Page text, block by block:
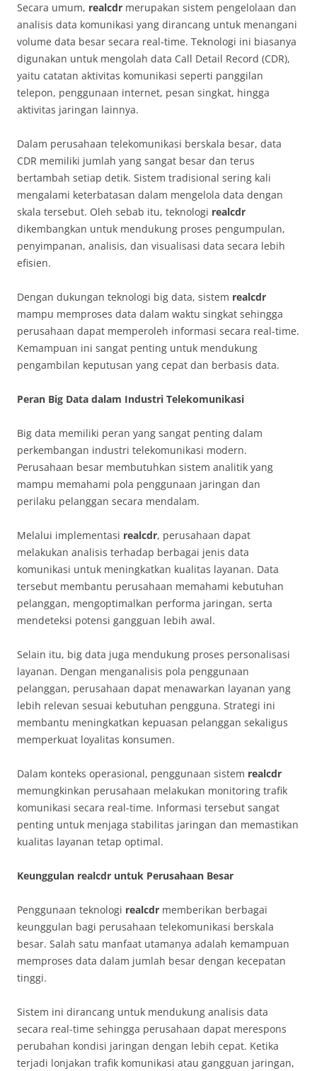
Secara umum, realcdr merupakan sistem pengelolaan dan
analisis data komunikasi yang dirancang untuk menangani
volume data besar secara real-time. Teknologi ini biasanya
digunakan untuk mengolah data Call Detail Record (CDR),
yaitu catatan aktivitas komunikasi seperti panggilan
telepon, penggunaan internet, pesan singkat, hingga
aktivitas jaringan lainnya.
Dalam perusahaan telekomunikasi berskala besar, data
CDR memiliki jumlah yang sangat besar dan terus
bertambah setiap detik. Sistem tradisional sering kali
mengalami keterbatasan dalam mengelola data dengan
skala tersebut. Oleh sebab itu, teknologi realcdr
dikembangkan untuk mendukung proses pengumpulan,
penyimpanan, analisis, dan visualisasi data secara lebih
efisien.
Dengan dukungan teknologi big data, sistem realcdr
mampu memproses data dalam waktu singkat sehingga
perusahaan dapat memperoleh informasi secara real-time.
Kemampuan ini sangat penting untuk mendukung
pengambilan keputusan yang cepat dan berbasis data.
Peran Big Data dalam Industri Telekomunikasi
Big data memiliki peran yang sangat penting dalam
perkembangan industri telekomunikasi modern.
Perusahaan besar membutuhkan sistem analitik yang
mampu memahami pola penggunaan jaringan dan
perilaku pelanggan secara mendalam.
Melalui implementasi realcdr, perusahaan dapat
melakukan analisis terhadap berbagai jenis data
komunikasi untuk meningkatkan kualitas layanan. Data
tersebut membantu perusahaan memahami kebutuhan
pelanggan, mengoptimalkan performa jaringan, serta
mendeteksi potensi gangguan lebih awal.
Selain itu, big data juga mendukung proses personalisasi
layanan. Dengan menganalisis pola penggunaan
pelanggan, perusahaan dapat menawarkan layanan yang
lebih relevan sesuai kebutuhan pengguna. Strategi ini
membantu meningkatkan kepuasan pelanggan sekaligus
memperkuat loyalitas konsumen.
Dalam konteks operasional, penggunaan sistem realcdr
memungkinkan perusahaan melakukan monitoring trafik
komunikasi secara real-time. Informasi tersebut sangat
penting untuk menjaga stabilitas jaringan dan memastikan
kualitas layanan tetap optimal.
Keunggulan realcdr untuk Perusahaan Besar
Penggunaan teknologi realcdr memberikan berbagai
keunggulan bagi perusahaan telekomunikasi berskala
besar. Salah satu manfaat utamanya adalah kemampuan
memproses data dalam jumlah besar dengan kecepatan
tinggi.
Sistem ini dirancang untuk mendukung analisis data
secara real-time sehingga perusahaan dapat merespons
perubahan kondisi jaringan dengan lebih cepat. Ketika
terjadi lonjakan trafik komunikasi atau gangguan jaringan,